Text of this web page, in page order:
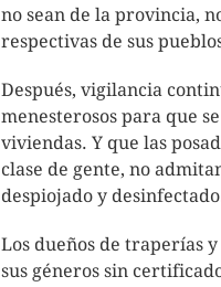
no sean de la provincia,
respectivas de sus
Después, vigilancia
menesterosos para que
viviendas. Y que las
clase de gente, no
despiojado y
Los dueños de traperías
sus géneros sin